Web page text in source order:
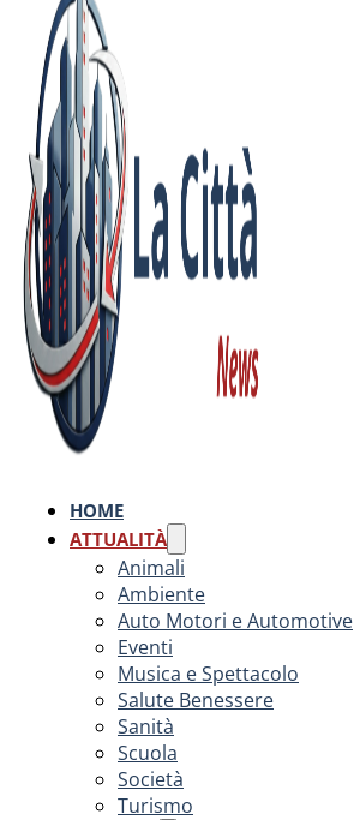
HOME
ATTUALITÀ
Animali
Ambiente
Auto Motori e Automotive
Eventi
Musica e Spettacolo
Salute Benessere
Sanità
Scuola
Società
Turismo